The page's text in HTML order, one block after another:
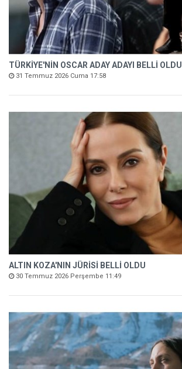
TÜRKİYE'NİN OSCAR ADAY ADAYI BELLİ OLDU
31 Temmuz 2026 Cuma 17:58
ALTIN KOZA'NIN JÜRİSİ BELLİ OLDU
30 Temmuz 2026 Perşembe 11:49